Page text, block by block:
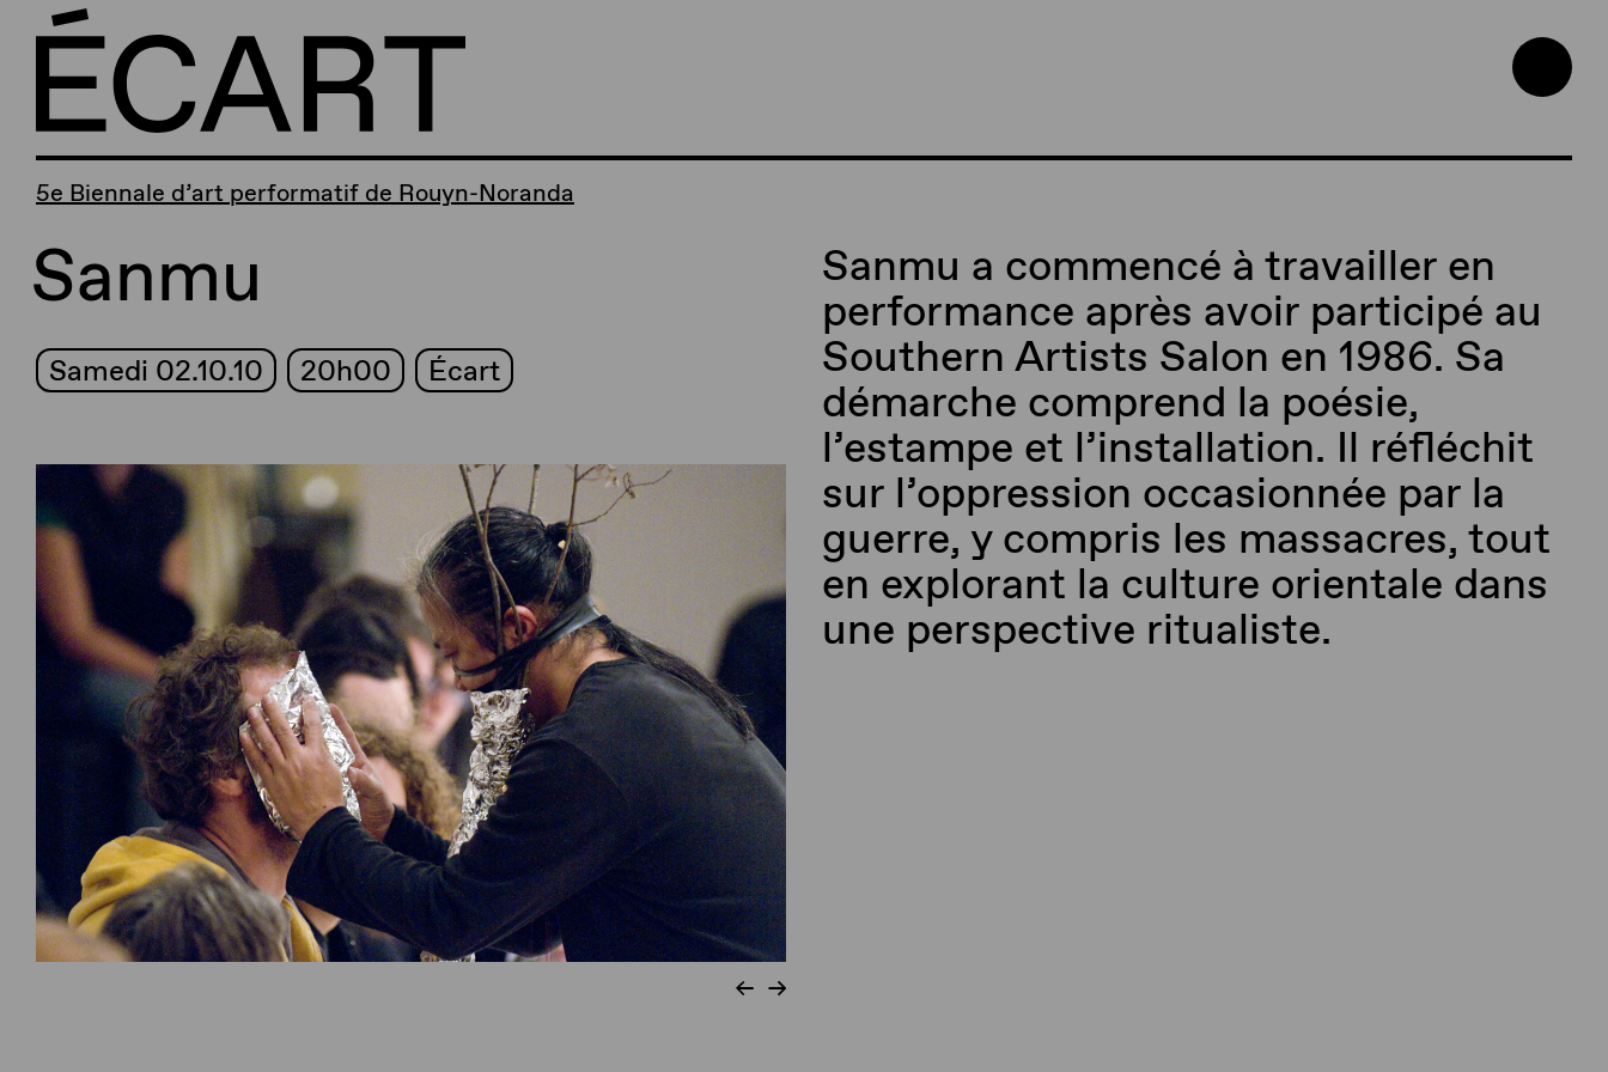
5e Biennale d’art performatif de Rouyn-Noranda
Sanmu
Samedi 02.10.10 20h00 Écart
Sanmu a commencé à travailler en
performance après avoir participé au
Southern Artists Salon en 1986. Sa
démarche comprend la poésie,
l’estampe et l’installation. Il réfléchit
sur l’oppression occasionnée par la
guerre, y compris les massacres, tout
en explorant la culture orientale dans
une perspective ritualiste.